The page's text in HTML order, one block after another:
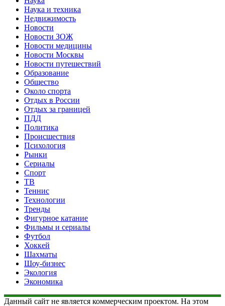
Наука и техника
Недвижимость
Новости
Новости ЗОЖ
Новости медицины
Новости Москвы
Новости путешествий
Образование
Общество
Около спорта
Отдых в России
Отдых за границей
ПДД
Политика
Происшествия
Психология
Рынки
Сериалы
Спорт
ТВ
Теннис
Технологии
Тренды
Фигурное катание
Фильмы и сериалы
Футбол
Хоккей
Шахматы
Шоу-бизнес
Экология
Экономика
Данный сайт не является коммерческим проектом. На этом